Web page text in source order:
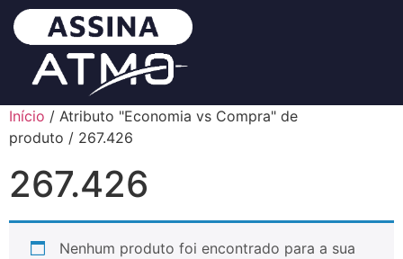
Início / Atributo "Economia vs Compra" de
produto / 267.426
267.426
Nenhum produto foi encontrado para a sua